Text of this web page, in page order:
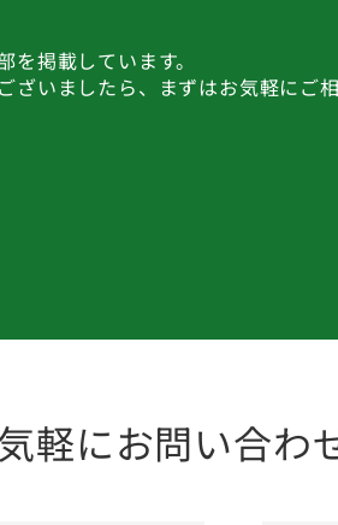
掲載しています。
ざいましたら、まずはお気軽にご
軽にお問い合わ